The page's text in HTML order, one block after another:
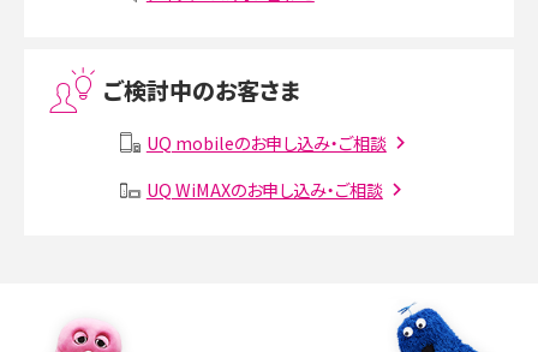
Instagram（インスタグラム）でスクショするとバレる？バレるケースや撮り方も解
SMSとは？料金やできること、注意点や届かない時の対処法を解説
iPhone 16eとiPhone SE（第3世代）の違いは？サイズやスペックを比較して解説
ご検討中のお客さま
UQ mobileのお申し込み・ご相談
UQ WiMAXのお申し込み・ご相談